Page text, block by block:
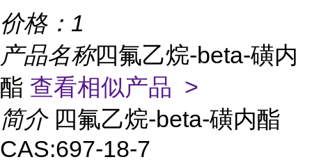
价格： 1
产品名称四氟乙烷-beta-磺内
酯 查看相似产品 >
简介 四氟乙烷-beta-磺内酯
CAS:697-18-7